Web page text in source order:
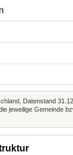
Datenstand
jeweilige Gemeinde